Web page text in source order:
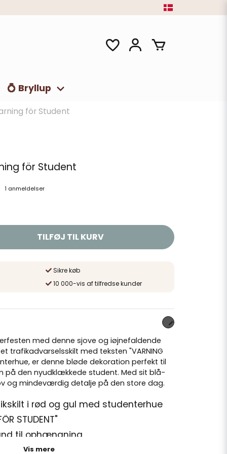
💍 Bryllup
för Student
för Student
1 anmeldelser
TILFØJ TIL KURV
Sikre køb
10 000-vis af tilfredse kunder
med denne sjove og iøjnefaldende
trafikadvarselsskilt med teksten "VARNING
er denne bløde dekoration perfekt til
den nyudklækkede student. Med sit blå-
og mindeværdig detalje på den store dag.
i rød og gul med studenterhue
STUDENT"
til ophængning
cm, bredde 12,5 cm, dybde 3,4 cm
Vis mere